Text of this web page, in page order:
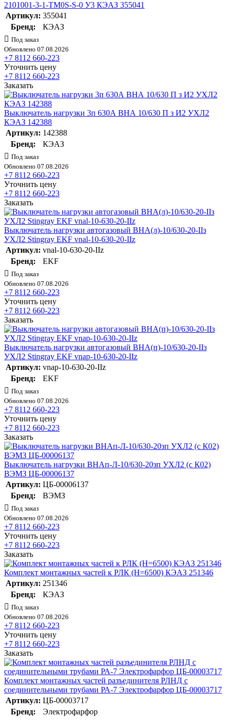
2101001-3-1-TM0S-S-0 У3 КЭАЗ 355041
Артикул: 355041
Бренд:
КЭАЗ
Под заказ
Обновлено 07.08.2026
+7 8112 660-223
Уточнить цену
+7 8112 660-223
Заказать
Выключатель нагрузки 3п 630А ВНА 10/630 П з И2 УХЛ2
КЭАЗ 142388
Артикул: 142388
Бренд:
КЭАЗ
Под заказ
Обновлено 07.08.2026
+7 8112 660-223
Уточнить цену
+7 8112 660-223
Заказать
Выключатель нагрузки автогазовый ВНА(л)-10/630-20-IIз
УХЛ2 Stingray EKF vnal-10-630-20-IIz
Артикул: vnal-10-630-20-IIz
Бренд:
EKF
Под заказ
Обновлено 07.08.2026
+7 8112 660-223
Уточнить цену
+7 8112 660-223
Заказать
Выключатель нагрузки автогазовый ВНА(п)-10/630-20-IIз
УХЛ2 Stingray EKF vnap-10-630-20-IIz
Артикул: vnap-10-630-20-IIz
Бренд:
EKF
Под заказ
Обновлено 07.08.2026
+7 8112 660-223
Уточнить цену
+7 8112 660-223
Заказать
Выключатель нагрузки ВНАп-Л-10/630-20зп УХЛ2 (с К02)
ВЭМЗ ЦБ-00006137
Артикул: ЦБ-00006137
Бренд:
ВЭМЗ
Под заказ
Обновлено 07.08.2026
+7 8112 660-223
Уточнить цену
+7 8112 660-223
Заказать
Комплект монтажных частей к РЛК (H=6500) КЭАЗ 251346
Артикул: 251346
Бренд:
КЭАЗ
Под заказ
Обновлено 07.08.2026
+7 8112 660-223
Уточнить цену
+7 8112 660-223
Заказать
Комплект монтажных частей разъединителя РЛНД с
соединительными трубами РА-7 Электрофарфор ЦБ-00003717
Артикул: ЦБ-00003717
Бренд:
Электрофарфор